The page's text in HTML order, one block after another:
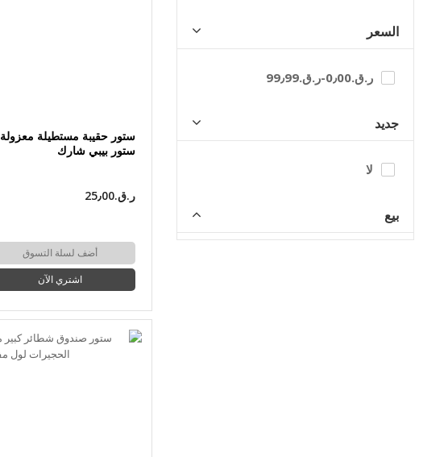
ستور حقيبة مستطيلة معزولة
ستور بيبي شارك
ر.ق.‏25٫00
أضف لسلة التسوق
اشتري الآن
السعر
ر.ق.‏0٫00 -ر.ق.‏99٫99
جديد
لا
بيع